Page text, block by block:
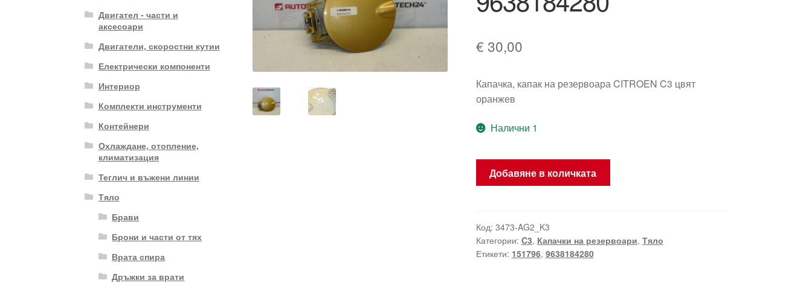
€ 30,00
Капачка, капак на резервоара CITROEN C3 цвят
оранжев
Налични 1
количество
резервоар
на
Citroën
Добавяне в количката
Код: 3473-AG2_K3
Категории: C3, Капачки на резервоари, Тяло
Етикети: 151796, 9638184280
Двигател - части и
аксесоари
Двигатели, скоростни кутии
Електрически компоненти
Интериор
Комплекти инструменти
Контейнери
Охлаждане, отопление,
климатизация
Теглич и въжени линии
Тяло
Брави
Брони и части от тях
Врата спира
Дръжки за врати